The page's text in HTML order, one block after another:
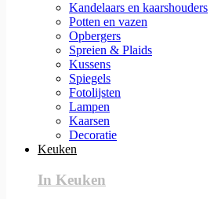
Kandelaars en kaarshouders
Potten en vazen
Opbergers
Spreien & Plaids
Kussens
Spiegels
Fotolijsten
Lampen
Kaarsen
Decoratie
Keuken
In Keuken